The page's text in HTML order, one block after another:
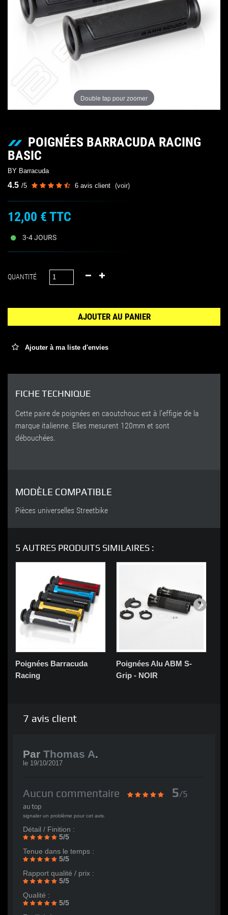
Double tap pour zoomer
POIGNÉES BARRACUDA RACING
BASIC
BY Barracuda
4.5 /5 6 avis client (voir)
12,00 € TTC
3-4 JOURS
QUANTITÉ
AJOUTER AU PANIER
Ajouter à ma liste d'envies
FICHE TECHNIQUE
Cette paire de poignées en caoutchouc est à l'effigie de la
marque italienne. Elles mesurent 120mm et sont
débouchées.
MODÈLE COMPATIBLE
Pièces universelles Streetbike
5 AUTRES PRODUITS SIMILAIRES :
Poignées Barracuda
Racing
Poignées Alu ABM S-
Grip - NOIR
7 avis client
Par Thomas A.
le 19/10/2017
Aucun commentaire 5/5
au top
signaler un problème pour cet avis.
Détail / Finition :
5/5
Tenue dans le temps :
5/5
Rapport qualité / prix :
5/5
Qualité :
5/5